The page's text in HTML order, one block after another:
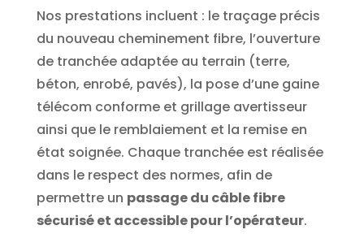
Nos prestations incluent : le traçage précis
du nouveau cheminement fibre, l’ouverture
de tranchée adaptée au terrain (terre,
béton, enrobé, pavés), la pose d’une gaine
télécom conforme et grillage avertisseur
ainsi que le remblaiement et la remise en
état soignée. Chaque tranchée est réalisée
dans le respect des normes, afin de
permettre un passage du câble fibre
sécurisé et accessible pour l’opérateur.